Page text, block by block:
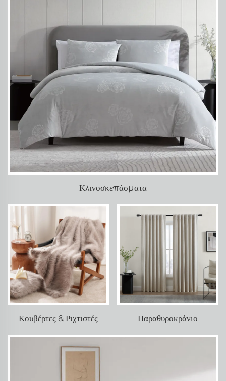
Κλινοσκεπάσματα
Κουβέρτες & Ριχτιστές Παραθυροκράνιο